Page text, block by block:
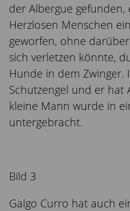
der Albergue gefunden,
Herzlosen Menschen
geworfen, ohne
sich verletzen könnte,
Hunde in dem Zwinger.
Schutzengel und er hat
kleine Mann wurde in
untergebracht.
Bild 3
Galgo Curro hat auch